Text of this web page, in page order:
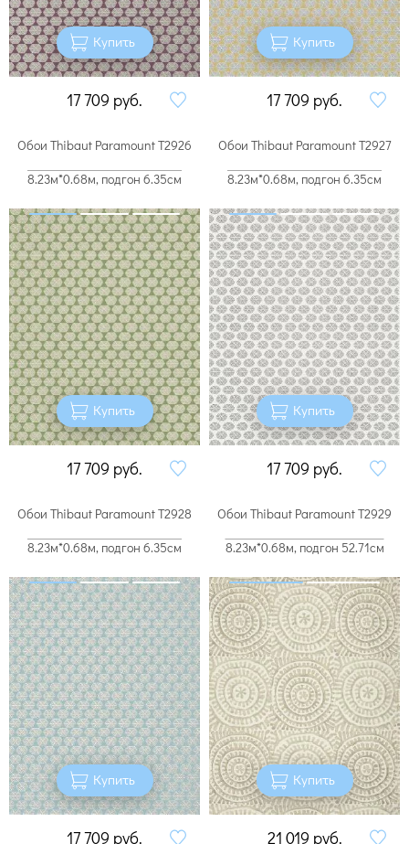
Купить
17 709 руб.
Купить
17 709 руб.
Обои Thibaut Paramount T2926
8.23м*0.68м, подгон 6.35см
Купить
17 709 руб.
Обои Thibaut Paramount T2927
8.23м*0.68м, подгон 6.35см
Купить
17 709 руб.
Обои Thibaut Paramount T2928
8.23м*0.68м, подгон 6.35см
Купить
17 709 руб.
Обои Thibaut Paramount T2929
8.23м*0.68м, подгон 52.71см
Купить
21 019 руб.